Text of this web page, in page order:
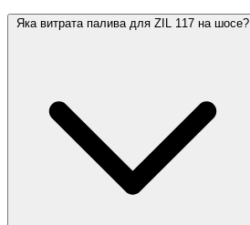
Яка витрата палива для ZIL 117 на шосе?